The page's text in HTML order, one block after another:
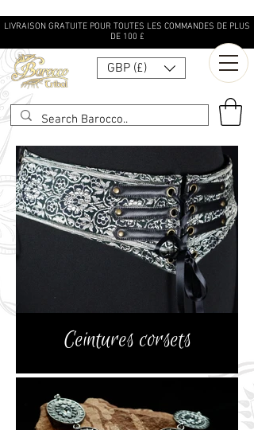
LIVRAISON GRATUITE POUR TOUTES LES COMMANDES DE PLUS
DE 100 £
GBP (£)
Ceintures corsets